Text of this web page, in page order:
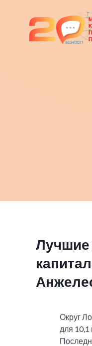
Лучшие
Округ
для 10,1